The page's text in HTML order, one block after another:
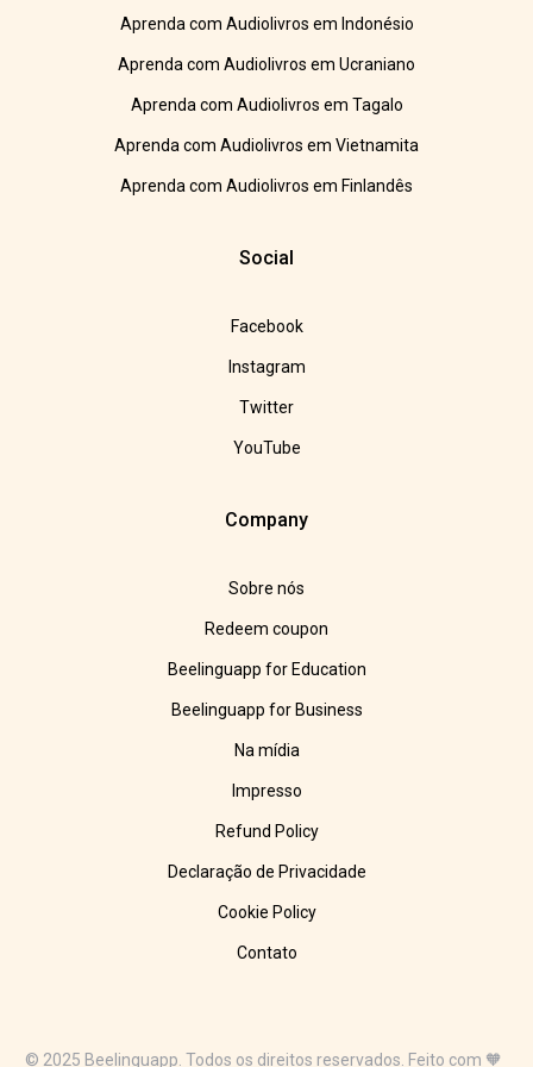
Aprenda com Audiolivros em Indonésio
Aprenda com Audiolivros em Ucraniano
Aprenda com Audiolivros em Tagalo
Aprenda com Audiolivros em Vietnamita
Aprenda com Audiolivros em Finlandês
Social
Facebook
Instagram
Twitter
YouTube
Company
Sobre nós
Redeem coupon
Beelinguapp for Education
Beelinguapp for Business
Na mídia
Impresso
Refund Policy
Declaração de Privacidade
Cookie Policy
Contato
© 2025 Beelinguapp. Todos os direitos reservados. Feito com 🧡